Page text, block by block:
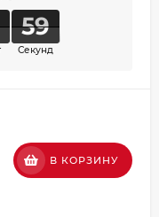
59
Секунд
В КОРЗИНУ
51